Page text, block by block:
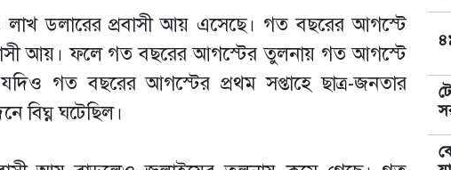
ডলারের প্রবাসী আয় এসেছে। গত বছরের আগস্টে
আয়। ফলে গত বছরের আগস্টের তুলনায় গত আগস্টে
গত বছরের আগস্টের প্রথম সপ্তাহে ছাত্র-জনতার
বিঘ্ন ঘটেছিল।